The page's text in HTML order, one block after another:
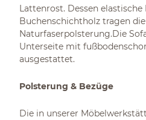
Lattenrost. Dessen elastische
Buchenschichtholz tragen die
Naturfaserpolsterung.Die
Unterseite mit
ausgestattet.
Polsterung & Bezüge
Die in unserer